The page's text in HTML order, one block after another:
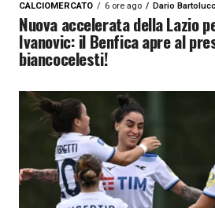
CALCIOMERCATO 6 ore ago Dario
Nuova accelerata della Lazio
Ivanovic: il Benfica apre al
biancocelesti!